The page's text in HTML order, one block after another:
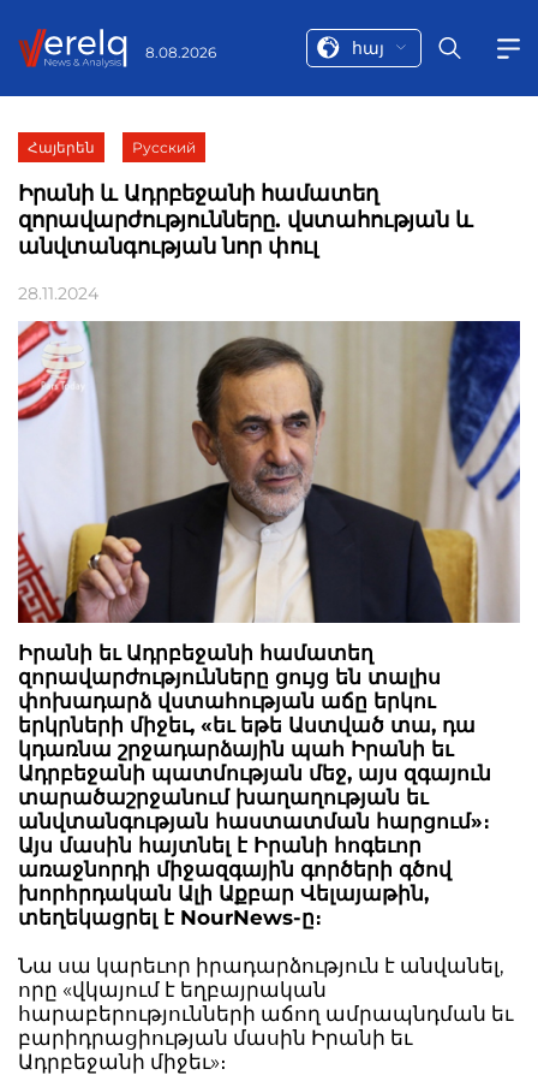
8.08.2026 հայ
Հայերեն Русский
Իրանի և Ադրբեջանի համատեղ
զորավարժությունները. վստահության և
անվտանգության նոր փուլ
28.11.2024
Իրանի եւ Ադրբեջանի համատեղ
զորավարժությունները ցույց են տալիս
փոխադարձ վստահության աճը երկու
երկրների միջեւ, «եւ եթե Աստված տա, դա
կդառնա շրջադարձային պահ Իրանի եւ
Ադրբեջանի պատմության մեջ, այս զգայուն
տարածաշրջանում խաղաղության եւ
անվտանգության հաստատման հարցում»։
Այս մասին հայտնել է Իրանի հոգեւոր
առաջնորդի միջազգային գործերի գծով
խորհրդական Ալի Աքբար Վելայաթին,
տեղեկացրել է NourNews-ը։
Նա սա կարեւոր իրադարձություն է անվանել,
որը «վկայում է եղբայրական
հարաբերությունների աճող ամրապնդման եւ
բարիդրացիության մասին Իրանի եւ
Ադրբեջանի միջեւ»։